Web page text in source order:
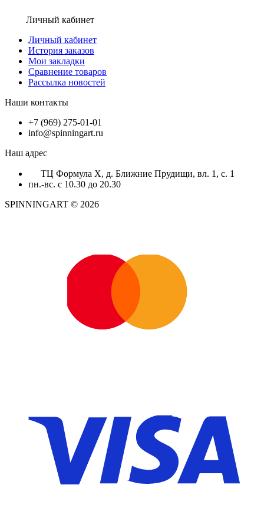
Личный кабинет
Личный кабинет
История заказов
Мои закладки
Сравнение товаров
Рассылка новостей
Наши контакты
+7 (969) 275-01-01
info@spinningart.ru
Наш адрес
ТЦ Формула X, д. Ближние Прудищи, вл. 1, с. 1
пн.-вс. с 10.30 до 20.30
SPINNINGART © 2026